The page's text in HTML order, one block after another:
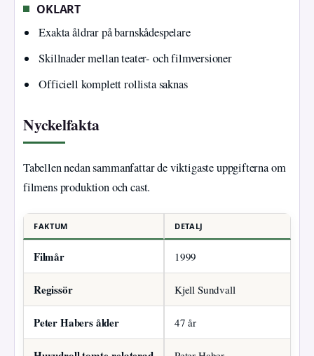
OKLART
Exakta åldrar på barnskådespelare
Skillnader mellan teater- och filmversioner
Officiell komplett rollista saknas
Nyckelfakta
Tabellen nedan sammanfattar de viktigaste uppgifterna om
filmens produktion och cast.
FAKTUM DETALJ
Filmår 1999
Regissör Kjell Sundvall
Peter Habers ålder 47 år